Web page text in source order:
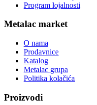
Program lojalnosti
Metalac market
O nama
Prodavnice
Katalog
Metalac grupa
Politika kolačića
Proizvodi